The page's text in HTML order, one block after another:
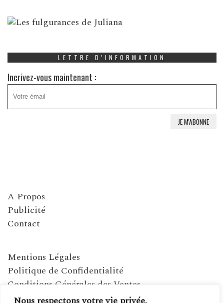
LETTRE D’INFORMATION
Incrivez-vous maintenant :
A Propos
Publicité
Contact
Mentions Légales
Politique de Confidentialité
Conditions Générales des Ventes